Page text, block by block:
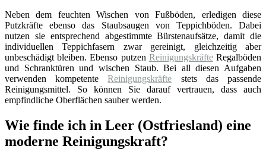
Neben dem feuchten Wischen von Fußböden, erledigen diese
Putzkräfte ebenso das Staubsaugen von Teppichböden. Dabei
nutzen sie entsprechend abgestimmte Bürstenaufsätze, damit die
individuellen Teppichfasern zwar gereinigt, gleichzeitig aber
unbeschädigt bleiben. Ebenso putzen ReinigungskräfteRegalböden
und Schranktüren und wischen Staub. Bei all diesen Aufgaben
verwenden kompetenteReinigungskräfte stets das passende
Reinigungsmittel. So können Sie darauf vertrauen, dass auch
empfindliche Oberflächen sauber werden.
Wie finde ich in Leer (Ostfriesland) eine
moderne Reinigungskraft?